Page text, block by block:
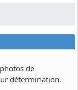
de
détermination.